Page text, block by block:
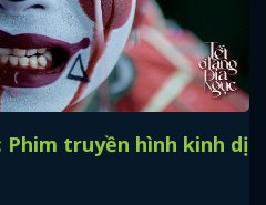
truyền hình kinh dị